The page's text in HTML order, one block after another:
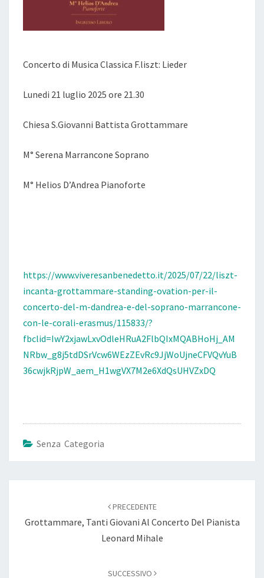
Concerto di Musica Classica F.liszt: Lieder
Lunedi 21 luglio 2025 ore 21.30
Chiesa S.Giovanni Battista Grottammare
M° Serena Marrancone Soprano
M° Helios D’Andrea Pianoforte
https://www.viveresanbenedetto.it/2025/07/22/liszt-
incanta-grottammare-standing-ovation-per-il-
concerto-del-m-dandrea-e-del-soprano-marrancone-
con-le-corali-erasmus/115833/?
fbclid=IwY2xjawLxvOdleHRuA2FlbQIxMQABHoHj_AM
NRbw_g8j5tdDSrVcw6WEzZEvRc9JjWoUjneCFVQvYuB
36cwjkRjpW_aem_H1wgVX7M2e6XdQsUHVZxDQ
Senza Categoria
PRECEDENTE
Grottammare, Tanti Giovani Al Concerto Del Pianista
Leonard Mihale
SUCCESSIVO